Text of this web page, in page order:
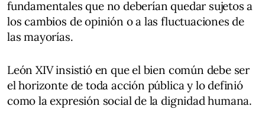
fundamentales que no deberían quedar sujetos a
los cambios de opinión o a las fluctuaciones de
las mayorías.
León XIV insistió en que el bien común debe ser
el horizonte de toda acción pública y lo definió
como la expresión social de la dignidad humana.